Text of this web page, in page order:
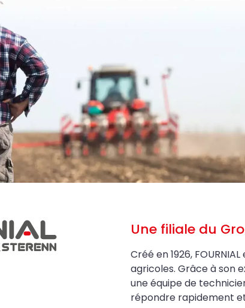
Une filiale du
Créé en 1926,
agricoles. Grâce à son
une équipe de
répondre rapidement